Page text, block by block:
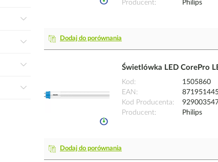
Producent
Philips
Dodaj do porównania
Świetlówka LED CorePro
Kod
1505860
EAN
Kod Producenta
Producent
Philips
Dodaj do porównania